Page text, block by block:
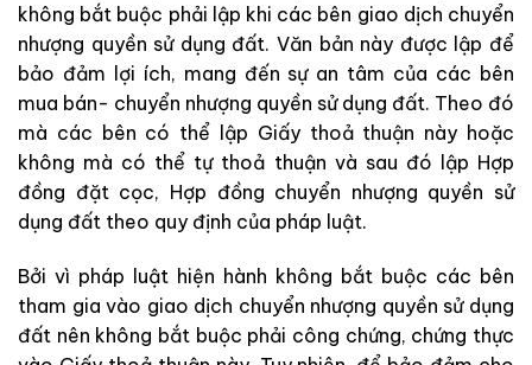
không bắt buộc phải lập khi các bên giao dịch chuyển
nhượng quyền sử dụng đất. Văn bản này được lập để
bảo đảm lợi ích, mang đến sự an tâm của các bên
mua bán- chuyển nhượng quyền sử dụng đất. Theo đó
mà các bên có thể lập Giấy thoả thuận này hoặc
không mà có thể tự thoả thuận và sau đó lập Hợp
đồng đặt cọc, Hợp đồng chuyển nhượng quyền sử
dụng đất theo quy định của pháp luật.
Bởi vì pháp luật hiện hành không bắt buộc các bên
tham gia vào giao dịch chuyển nhượng quyền sử dụng
đất nên không bắt buộc phải công chứng, chứng thực